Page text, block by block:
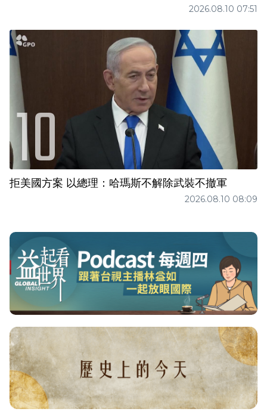
2026.08.10 07:51
拒美國方案 以總理：哈瑪斯不解除武裝不撤軍
2026.08.10 08:09